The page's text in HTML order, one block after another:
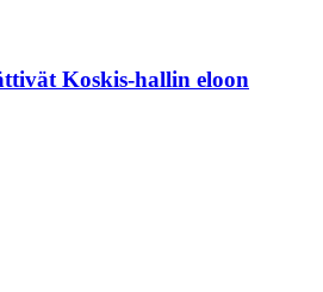
Koskis-hallin eloon